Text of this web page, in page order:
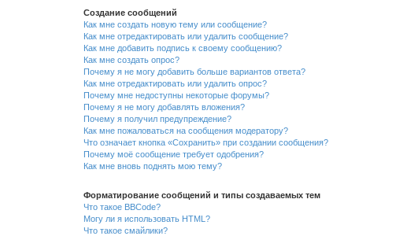
Создание сообщений
Как мне создать новую тему или сообщение?
Как мне отредактировать или удалить сообщение?
Как мне добавить подпись к своему сообщению?
Как мне создать опрос?
Почему я не могу добавить больше вариантов ответа?
Как мне отредактировать или удалить опрос?
Почему мне недоступны некоторые форумы?
Почему я не могу добавлять вложения?
Почему я получил предупреждение?
Как мне пожаловаться на сообщения модератору?
Что означает кнопка «Сохранить» при создании сообщения?
Почему моё сообщение требует одобрения?
Как мне вновь поднять мою тему?
Форматирование сообщений и типы создаваемых тем
Что такое BBCode?
Могу ли я использовать HTML?
Что такое смайлики?